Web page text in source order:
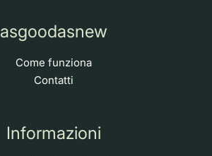
asgoodasnew
Come funziona
Contatti
Informazioni